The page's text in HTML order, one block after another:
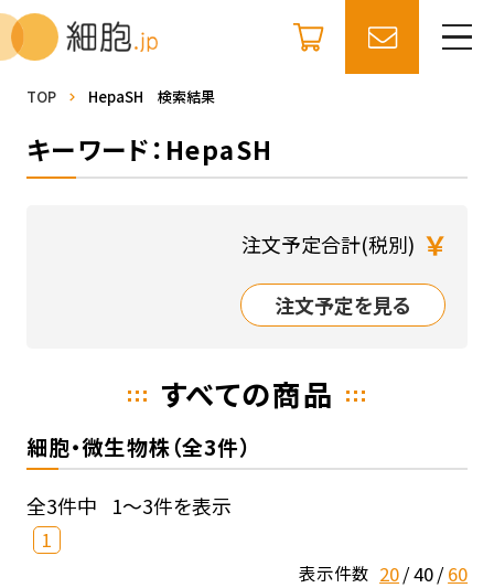
TOP HepaSH 検索結果
キーワード：HepaSH
注文予定合計(税別) ￥
注文予定を見る
すべての商品
細胞・微生物株（全3件）
全3件中 1～3件を表示
1
表示件数 20 40 60